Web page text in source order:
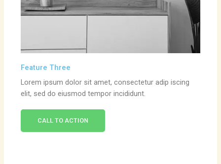
Feature Three
Lorem ipsum dolor sit amet, consectetur adip iscing
elit, sed do eiusmod tempor incididunt.
CALL TO ACTION